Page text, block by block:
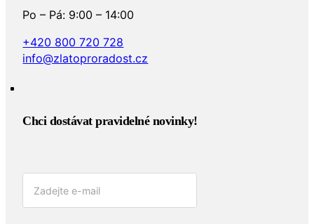
Po – Pá: 9:00 – 14:00
+420 800 720 728
info@zlatoproradost.cz
Chci dostávat pravidelné novinky!​